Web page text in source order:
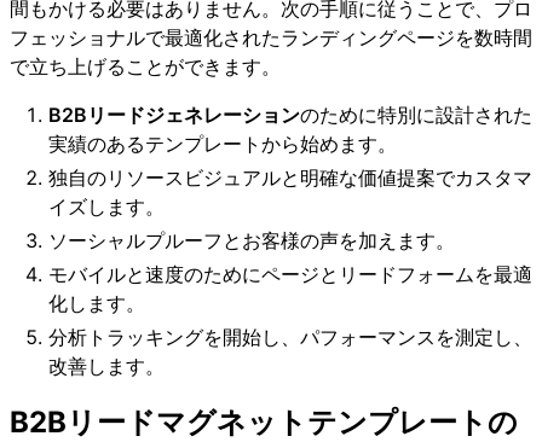
間もかける必要はありません。次の手順に従うことで、プロ
フェッショナルで最適化されたランディングページを数時間
で立ち上げることができます。
B2Bリードジェネレーションのために特別に設計された
実績のあるテンプレートから始めます。
独自のリソースビジュアルと明確な価値提案でカスタマ
イズします。
ソーシャルプルーフとお客様の声を加えます。
モバイルと速度のためにページとリードフォームを最適
化します。
分析トラッキングを開始し、パフォーマンスを測定し、
改善します。
B2Bリードマグネットテンプレートの